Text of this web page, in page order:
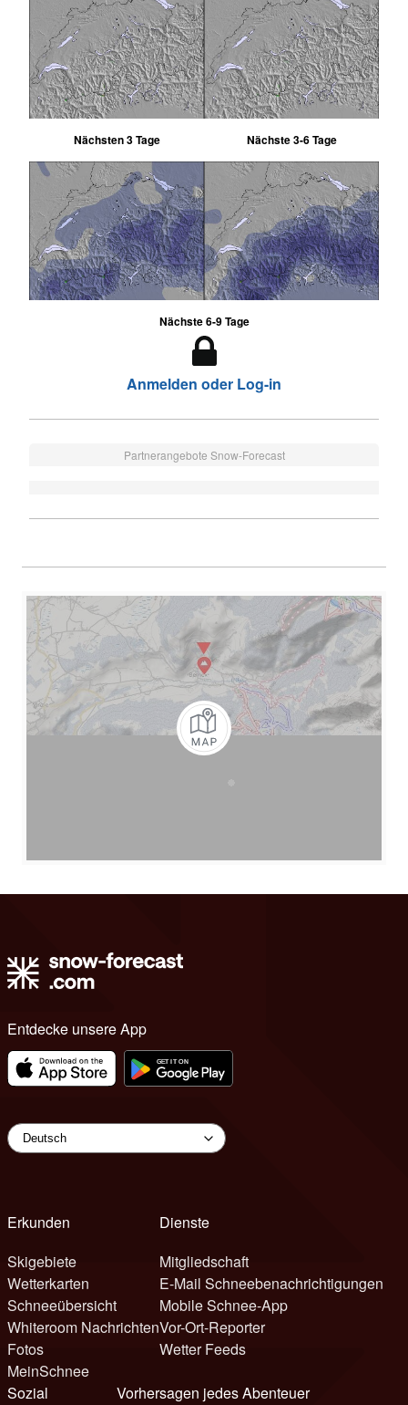
Nächsten 3 Tage Nächste 3-6 Tage
Nächste 6-9 Tage
Anmelden oder Log-in
Partnerangebote Snow-Forecast
Entdecke unsere App
Erkunden
Skigebiete
Wetterkarten
Schneeübersicht
Whiteroom Nachrichten
Fotos
MeinSchnee
Dienste
Mitgliedschaft
E-Mail Schneebenachrichtigungen
Mobile Schnee-App
Vor-Ort-Reporter
Wetter Feeds
Sozial
Vorhersagen jedes Abenteuer